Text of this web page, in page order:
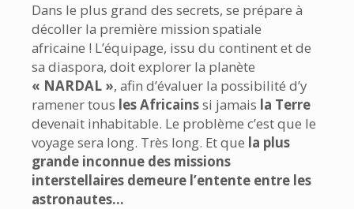
Dans le plus grand des secrets, se prépare à
décoller la première mission spatiale
africaine ! L’équipage, issu du continent et de
sa diaspora, doit explorer la planète
« NARDAL », afin d’évaluer la possibilité d’y
ramener tous les Africainssi jamais la Terre
devenait inhabitable. Le problème c’est que le
voyage sera long. Très long. Et que la plus
grande inconnue des missions
interstellaires demeure l’entente entre les
astronautes…